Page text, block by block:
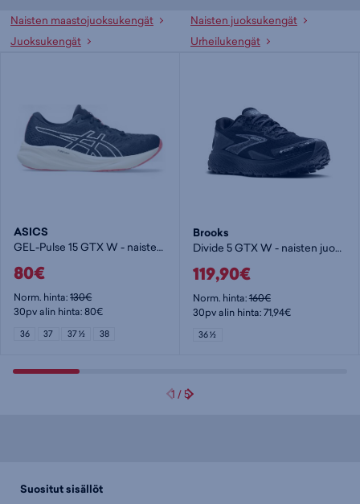
Naisten maastojuoksukengät
Naisten juoksukengät
Juoksukengät
Urheilukengät
ASICS
GEL-Pulse 15 GTX W - naisten juoksukengät
80€
Norm. hinta:130€
30pv alin hinta: 80€
36 37 37 ½ 38
Brooks
Divide 5 GTX W - naisten juoksukengät
119,90€
Norm. hinta:160€
30pv alin hinta: 71,94€
36 ½
1 /5
Suositut sisällöt